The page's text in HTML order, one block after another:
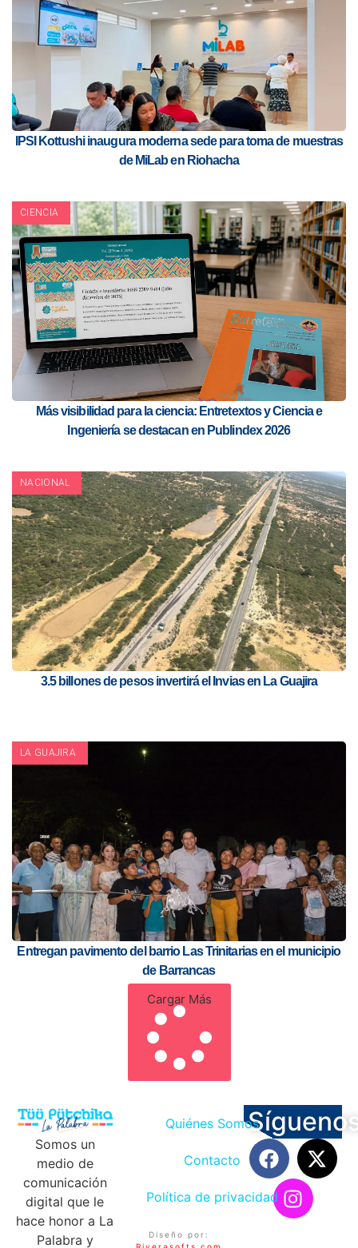
IPSI Kottushi inaugura moderna sede para toma de muestras
de MiLab en Riohacha
CIENCIA
Más visibilidad para la ciencia: Entretextos y Ciencia e
Ingeniería se destacan en Publindex 2026
NACIONAL
3.5 billones de pesos invertirá el Invias en La Guajira
LA GUAJIRA
Entregan pavimento del barrio Las Trinitarias en el municipio
de Barrancas
Cargar Más
Somos un
medio de
comunicación
digital que le
hace honor a La
Palabra y
Quiénes Somos
Contacto
Política de privacidad
Diseño por: